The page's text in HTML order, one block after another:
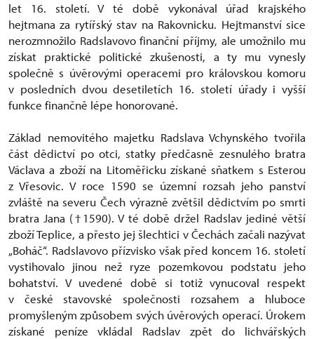
let 16. století. V té době vykonával úřad krajského
hejtmana za rytířský stav na Rakovnicku. Hejtmanství sice
nerozmnožilo Radslavovo finanční příjmy, ale umožnilo mu
získat praktické politické zkušenosti, a ty mu vynesly
společně s úvěrovými operacemi pro královskou komoru
v posledních dvou desetiletích 16. století úřady i vyšší
funkce finančně lépe honorované.
Základ nemovitého majetku Radslava Vchynského tvořila
část dědictví po otci, statky předčasně zesnulého bratra
Václava a zboží na Litoměřicku získané sňatkem s Esterou
z Vřesovic. V roce 1590 se územní rozsah jeho panství
zvláště na severu Čech výrazně zvětšil dědictvím po smrti
bratra Jana (†1590). V té době držel Radslav jediné větší
zboží Teplice, a přesto jej šlechtici v Čechách začali nazývat
„Boháč“. Radslavovo přízvisko však před koncem 16. století
vystihovalo jinou než ryze pozemkovou podstatu jeho
bohatství. V uvedené době si totiž vynucoval respekt
v české stavovské společnosti rozsahem a hluboce
promyšleným způsobem svých úvěrových operací. Úrokem
získané peníze vkládal Radslav zpět do lichvářských